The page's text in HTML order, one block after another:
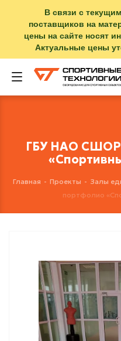
В связи с
поставщиков на
цены на сайте носят
Актуальные цены
ГБУ НАО СШОР
Главная - Проекты - Залы
портфолио